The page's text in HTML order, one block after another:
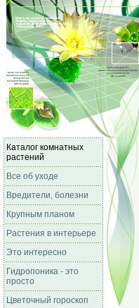
Каталог комнатных
растений
Все об уходе
Вредители, болезни
Крупным планом
Растения в интерьере
Это интересно
Гидропоника - это
просто
Цветочный гороскоп